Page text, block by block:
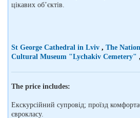
цікавих об’єктів.
St George Cathedral in Lviv , The
Cultural Museum "Lychakiv Cemetery" ,
The price includes:
Екскурсійний супровід; проїзд
єврокласу.